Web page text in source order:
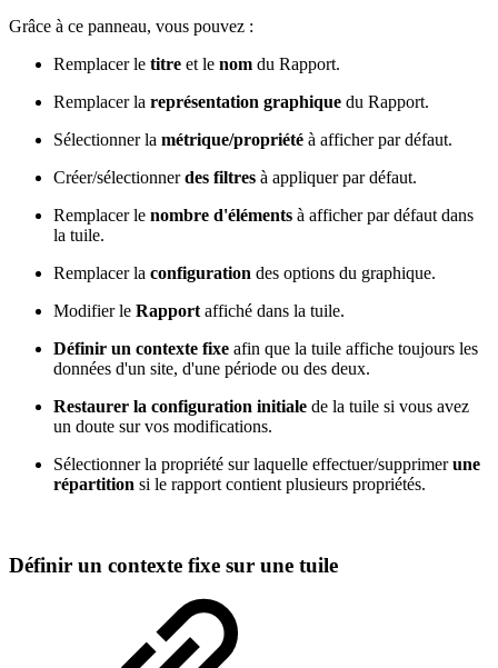
Grâce à ce panneau, vous pouvez :
Remplacer le titre et le nom du Rapport.
Remplacer la représentation graphique du Rapport.
Sélectionner la métrique/propriété à afficher par défaut.
Créer/sélectionnerdes filtres à appliquer par défaut.
Remplacer le nombre d'éléments à afficher par défaut dans
la tuile.
Remplacer la configuration des options du graphique.
Modifier le Rapportaffiché dans la tuile.
Définir un contexte fixe afin que la tuile affiche toujours les
données d'un site, d'une période ou des deux.
Restaurer la configuration initiale de la tuile si vous avez
un doute sur vos modifications.
Sélectionner la propriété sur laquelle effectuer/supprimerune
répartition si le rapport contient plusieurs propriétés.
Définir un contexte fixe sur une tuile